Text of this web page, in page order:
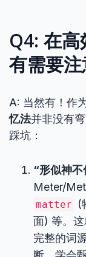
Q4: 在高
有需要注
A: 当然有！作
忆法并非没有
踩坑：
“形似神不
Meter/
matter (
面) 等。
完整的词